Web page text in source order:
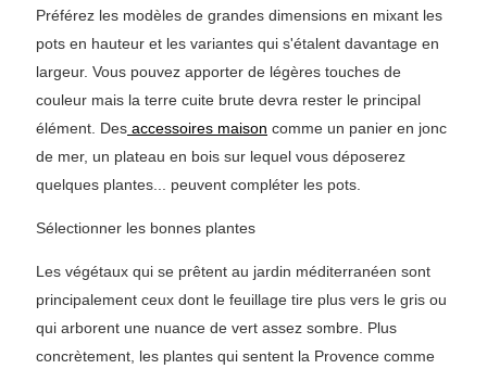
Préférez les modèles de grandes dimensions en mixant les
pots en hauteur et les variantes qui s'étalent davantage en
largeur. Vous pouvez apporter de légères touches de
couleur mais la terre cuite brute devra rester le principal
élément. Des accessoires maison comme un panier en jonc
de mer, un plateau en bois sur lequel vous déposerez
quelques plantes... peuvent compléter les pots.
Sélectionner les bonnes plantes
Les végétaux qui se prêtent au jardin méditerranéen sont
principalement ceux dont le feuillage tire plus vers le gris ou
qui arborent une nuance de vert assez sombre. Plus
concrètement, les plantes qui sentent la Provence comme